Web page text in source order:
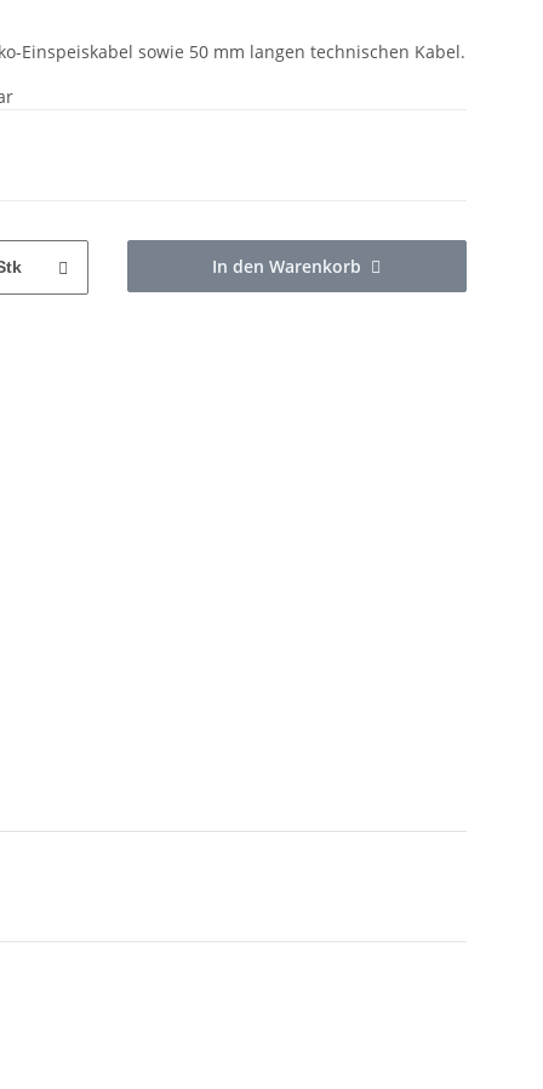
Einspeiskabel sowie 50 mm langen technischen Kabel.
In den Warenkorb